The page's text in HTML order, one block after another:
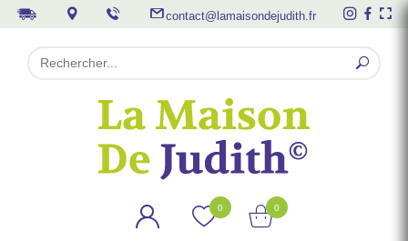
contact@lamaisondejudith.fr
0 0